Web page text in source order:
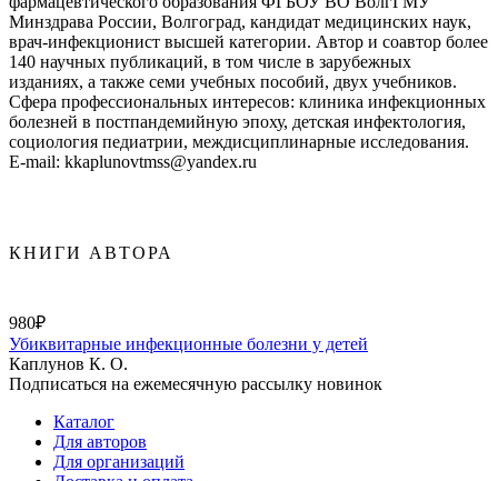
Минздрава России, Волгоград, кандидат медицинских наук,
врач-инфекционист высшей категории. Автор и соавтор более
140 научных публикаций, в том числе в зарубежных
изданиях, а также семи учебных пособий, двух учебников.
Сфера профессиональных интересов: клиника инфекционных
болезней в постпандемийную эпоху, детская инфектология,
социология педиатрии, междисциплинарные исследования.
E-mail: kkaplunovtmss@yandex.ru
КНИГИ АВТОРА
980₽
Убиквитарные инфекционные болезни у детей
Каплунов К. О.
Подписаться на ежемесячную рассылку новинок
Каталог
Для авторов
Для организаций